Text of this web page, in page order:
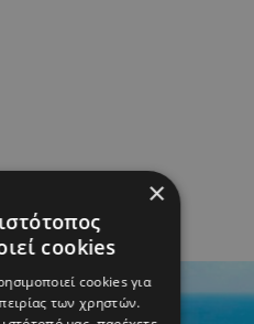
×
cookies
cookies για
των χρηστών.